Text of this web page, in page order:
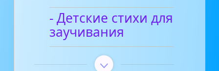
- Детские стихи для
заучивания